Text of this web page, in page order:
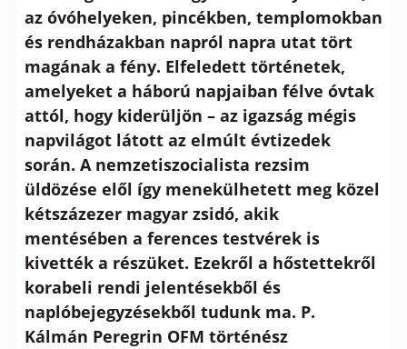
az óvóhelyeken, pincékben, templomokban
és rendházakban napról napra utat tört
magának a fény. Elfeledett történetek,
amelyeket a háború napjaiban félve óvtak
attól, hogy kiderüljön – az igazság mégis
napvilágot látott az elmúlt évtizedek
során. A nemzetiszocialista rezsim
üldözése elől így menekülhetett meg közel
kétszázezer magyar zsidó, akik
mentésében a ferences testvérek is
kivették a részüket. Ezekről a hőstettekről
korabeli rendi jelentésekből és
naplóbejegyzésekből tudunk ma. P.
Kálmán Peregrin OFM történész